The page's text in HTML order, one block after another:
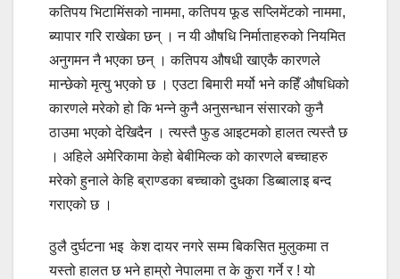
कतिपय भिटामिंसको नाममा, कतिपय फूड सप्लिमेंटको नाममा,
ब्यापार गरि राखेका छन् । न यी औषधि निर्माताहरुको नियमित
अनुगमन नै भएका छन् । कतिपय औषधी खाएकै कारणले
मान्छेको मृत्यु भएको छ । एउटा बिमारी मर्यो भने कहिँ औषधिको
कारणले मरेको हो कि भन्ने कुनै अनुसन्धान संसारको कुनै
ठाउमा भएको देखिदैन । त्यस्तै फुड आइटमको हालत त्यस्तै छ
। अहिले अमेरिकामा केहो बेबीमिल्क को कारणले बच्चाहरु
मरेको हुनाले केहि ब्राण्डका बच्चाको दुधका डिब्बालाइ बन्द
गराएको छ ।
ठुलै दुर्घटना भइ केश दायर नगरे सम्म बिकसित मुलुकमा त
यस्तो हालत छ भने हाम्रो नेपालमा त के कुरा गर्ने र ! यो